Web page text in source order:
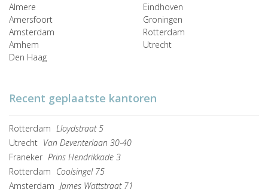
Almere
Amersfoort
Amsterdam
Arnhem
Den Haag
Eindhoven
Groningen
Rotterdam
Utrecht
Recent geplaatste kantoren
Rotterdam Lloydstraat 5
Utrecht Van Deventerlaan 30-40
Franeker Prins Hendrikkade 3
Rotterdam Coolsingel 75
Amsterdam James Wattstraat 71